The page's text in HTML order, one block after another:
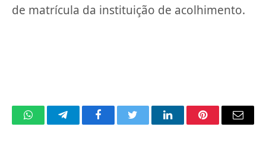
de matrícula da instituição de acolhimento.
WhatsAppTelegramFacebookTwitter LinkedInPinterestEmail